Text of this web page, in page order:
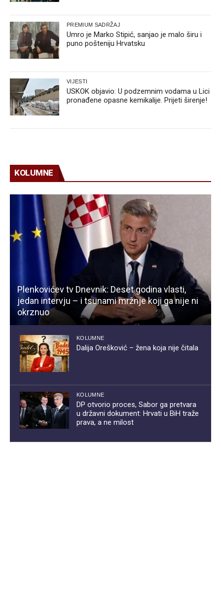
PREMIUM SADRŽAJ
Umro je Marko Stipić, sanjao je malo širu i
puno pošteniju Hrvatsku
VIJESTI
USKOK objavio: U podzemnim vodama u Lici
pronađene opasne kemikalije. Prijeti širenje!
KOLUMNE
Plenkovićev tv Dnevnik: Deset godina vlasti,
jedan intervju – i tsunami mržnje koji ga nije ni
okrznuo
KOLUMNE
Dalija Orešković – žena koja nije čitala
KOLUMNE
DP otvorio proces, Sabor ga pretvara
u državni dokument: Hrvati u BiH traže
prava, a ne milost